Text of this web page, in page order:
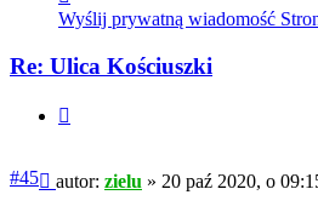
się
z
zielu
Wyślij prywatną wiadomość
Re: Ulica Kościuszki
#45 Post
autor: zielu » 20 paź 2020, o